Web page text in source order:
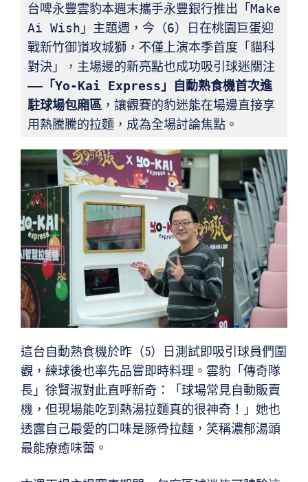
台啤永豐雲豹本週末攜手永豐銀行推出「Make
Ai Wish」主題週，今（6）日在桃園巨蛋迎
戰新竹御嵿攻城獅，不僅上演本季首度「貓科
對決」，主場邊的新亮點也成功吸引球迷關注
—— 「Yo-Kai Express 」自動熟食機首次進
駐球場包廂區 ，讓觀賽的豹迷能在場邊直接享
用熱騰騰的拉麵，成為全場討論焦點。
這台自動熟食機於昨（5）日測試即吸引球員們圍
觀，練球後也率先品嘗即時料理。雲豹「傳奇隊
長」徐賢淑對此直呼新奇：「球場常見自動販賣
機，但現場能吃到熱湯拉麵真的很神奇！」她也
透露自己最愛的口味是豚骨拉麵，笑稱濃郁湯頭
最能療癒味蕾。